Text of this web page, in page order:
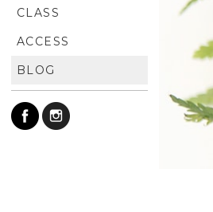
CLASS
ACCESS
BLOG